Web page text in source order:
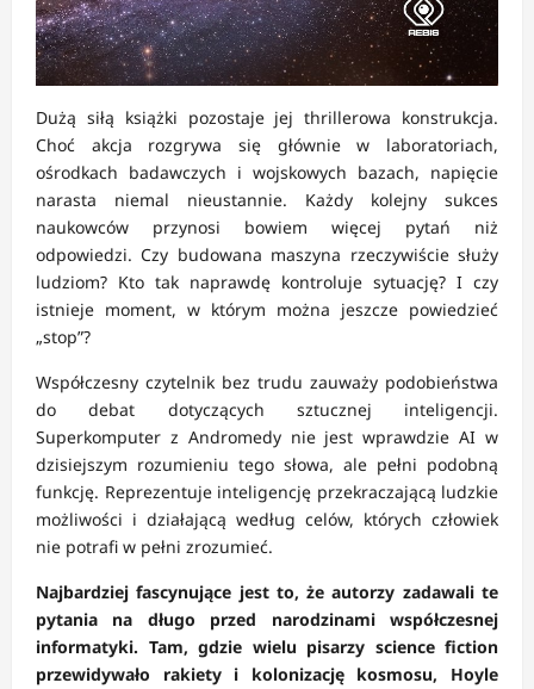
Dużą siłą książki pozostaje jej thrillerowa konstrukcja.
Choć akcja rozgrywa się głównie w laboratoriach,
ośrodkach badawczych i wojskowych bazach, napięcie
narasta niemal nieustannie. Każdy kolejny sukces
naukowców przynosi bowiem więcej pytań niż
odpowiedzi. Czy budowana maszyna rzeczywiście służy
ludziom? Kto tak naprawdę kontroluje sytuację? I czy
istnieje moment, w którym można jeszcze powiedzieć
„stop”?
Współczesny czytelnik bez trudu zauważy podobieństwa
do debat dotyczących sztucznej inteligencji.
Superkomputer z Andromedy nie jest wprawdzie AI w
dzisiejszym rozumieniu tego słowa, ale pełni podobną
funkcję. Reprezentuje inteligencję przekraczającą ludzkie
możliwości i działającą według celów, których człowiek
nie potrafi w pełni zrozumieć.
Najbardziej fascynujące jest to, że autorzy zadawali te
pytania na długo przed narodzinami współczesnej
informatyki. Tam, gdzie wielu pisarzy science fiction
przewidywało rakiety i kolonizację kosmosu, Hoyle